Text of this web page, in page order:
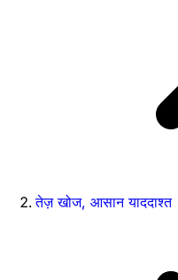
तेज़ खोज, आसान याददाश्त